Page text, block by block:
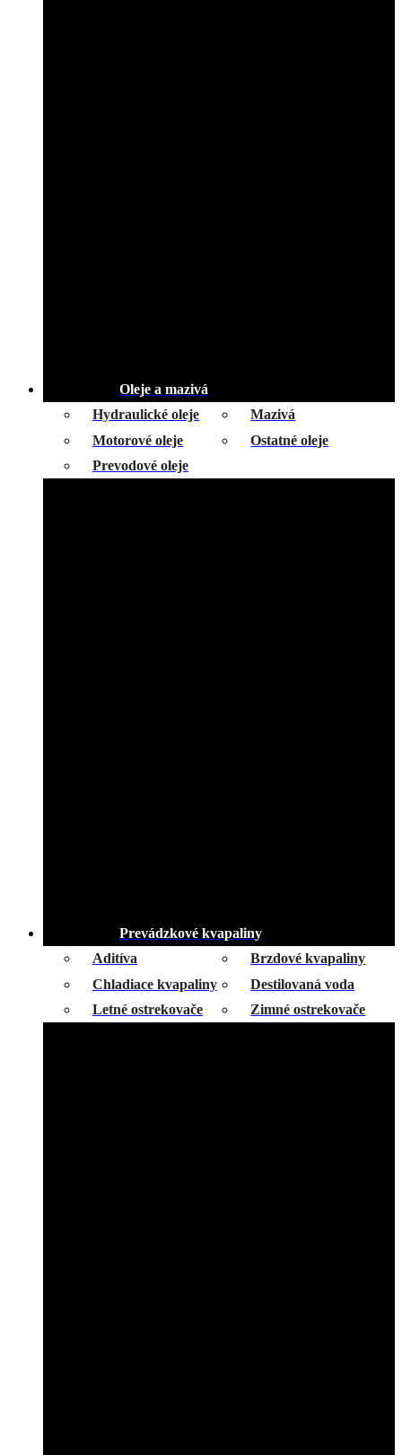
Oleje a mazivá
Hydraulické oleje
Mazivá
Motorové oleje
Ostatné oleje
Prevodové oleje
Prevádzkové kvapaliny
Aditíva
Brzdové kvapaliny
Chladiace kvapaliny
Destilovaná voda
Letné ostrekovače
Zimné ostrekovače